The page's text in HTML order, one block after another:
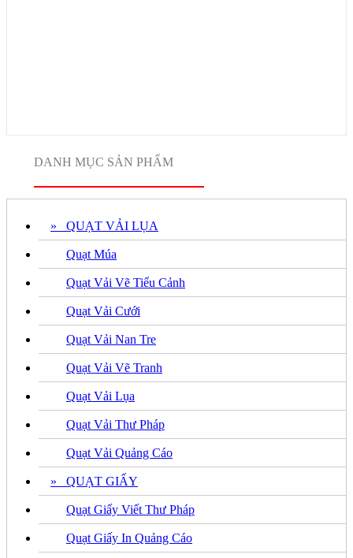
DANH MỤC SẢN PHẨM
» QUẠT VẢI LỤA
Quạt Múa
Quạt Vải Vẽ Tiểu Cảnh
Quạt Vải Cưới
Quạt Vải Nan Tre
Quạt Vải Vẽ Tranh
Quạt Vải Lụa
Quạt Vải Thư Pháp
Quạt Vải Quảng Cáo
» QUẠT GIẤY
Quạt Giấy Viết Thư Pháp
Quạt Giấy In Quảng Cáo